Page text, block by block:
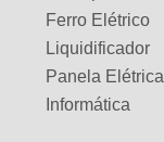
Ferro Elétrico
Liquidificador
Panela Elétrica
Informática